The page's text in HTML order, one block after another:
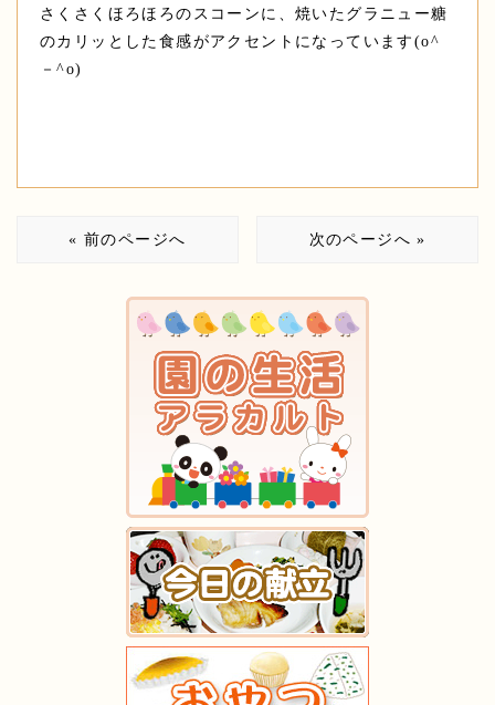
さくさくほろほろのスコーンに、焼いたグラニュー糖
のカリッとした食感がアクセントになっています(o^
－^o)
« 前のページへ 次のページへ »